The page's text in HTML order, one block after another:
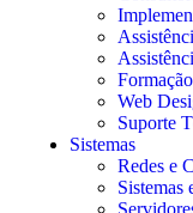
Formação
Web
Suporte
Sistemas
Redes e
Sistemas